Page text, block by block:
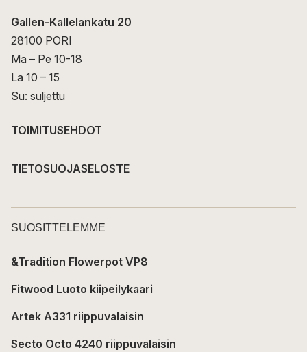
Gallen-Kallelankatu 20
28100 PORI
Ma – Pe 10-18
La 10 – 15
Su: suljettu
TOIMITUSEHDOT
TIETOSUOJASELOSTE
SUOSITTELEMME
&Tradition Flowerpot VP8
Fitwood Luoto kiipeilykaari
Artek A331 riippuvalaisin
Secto Octo 4240 riippuvalaisin